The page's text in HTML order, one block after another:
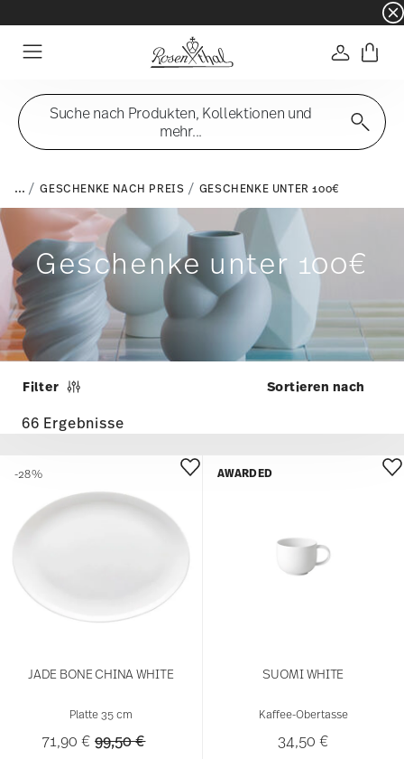
☀️ Summer SALE – noch mehr sparen:
Suche nach Produkten, Kollektionen und
mehr...
... GESCHENKE NACH PREIS GESCHENKE UNTER 100€
Geschenke unter 100€
Filter
66 Ergebnisse
JADE BONE CHINA WHITE
Platte 35 cm
71,90 €Price reduced from
99,50 €to
-28%
SUOMI WHITE
Kaffee-Obertasse
34,50 €
AWARDED